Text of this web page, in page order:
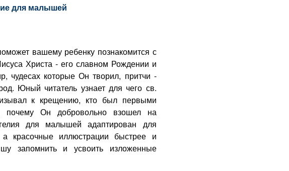
для малышей
вашему ребенку познакомится с
Христа - его славном Рождении и
чудесах которые Он творил, притчи -
Юный читатель узнает для чего св.
к крещению, кто был первыми
почему Он добровольно взошел на
для малышей адаптирован для
а красочные иллюстрации быстрее и
запомнить и усвоить изложенные